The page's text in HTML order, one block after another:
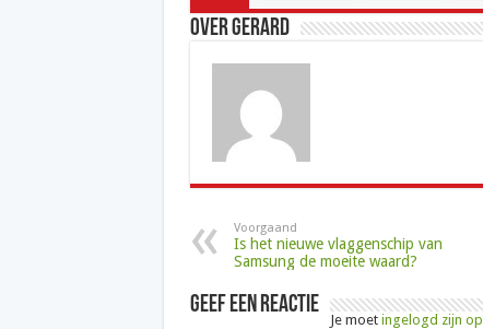
Over Gerard
Voorgaand
Is het nieuwe vlaggenschip van
Samsung de moeite waard?
Geef een reactie
Je moet ingelogd zijn op